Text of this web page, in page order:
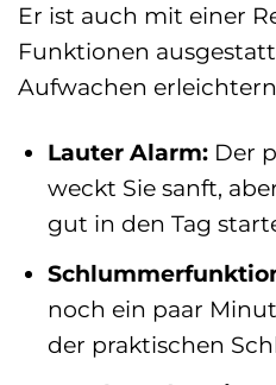
Er ist auch mit einer
Funktionen
Aufwachen
Lauter Alarm:Der
weckt Sie sanft,
gut in den Tag
noch ein paar
der praktischen